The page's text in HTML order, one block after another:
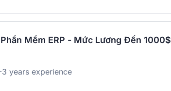
Mềm ERP - Mức Lương Đến 1000$
years experience